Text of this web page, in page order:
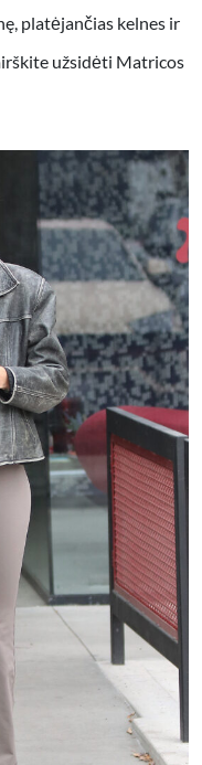
platėjančias kelnes ir
užsidėti Matricos